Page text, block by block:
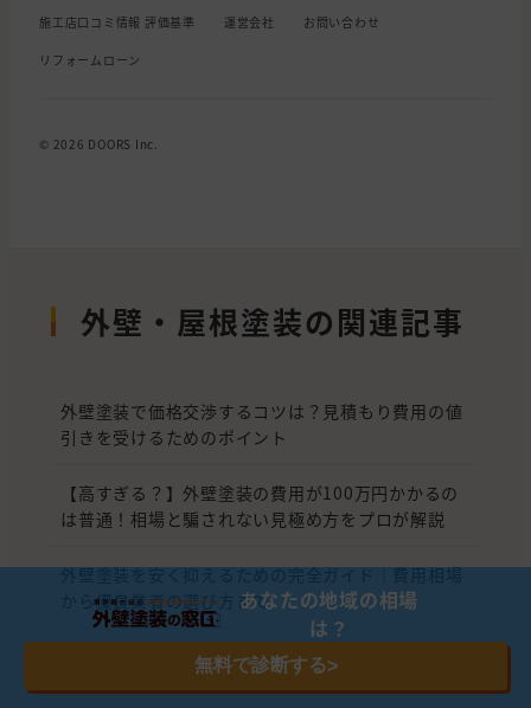
施工店口コミ情報 評価基準 運営会社 お問い合わせ
リフォームローン
© 2026 DOORS Inc.
外壁・屋根塗装の関連記事
外壁塗装で価格交渉するコツは？見積もり費用の値
引きを受けるためのポイント
【高すぎる？】外壁塗装の費用が100万円かかるの
は普通！相場と騙されない見極め方をプロが解説
外壁塗装を安く抑えるための完全ガイド｜費用相場
から優良業者の選び方まで
外壁塗装はまだするな？2026年の外壁塗装 最新事
あなたの地域の相場
は？
無料で診断する>